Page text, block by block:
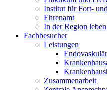
Institut für Fort-
Ehrenamt
In der Region
Fachbesucher
Leistungen
Zusammenarbeit